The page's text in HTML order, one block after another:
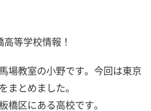
等学校情報！
場教室の小野です。今回は東京
まとめました。
橋区にある高校です。